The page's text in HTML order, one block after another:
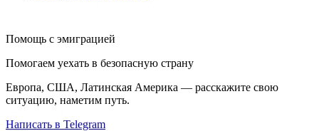
Помощь с эмиграцией
Помогаем уехать в безопасную страну
Европа, США, Латинская Америка — расскажите свою
ситуацию, наметим путь.
Написать в Telegram